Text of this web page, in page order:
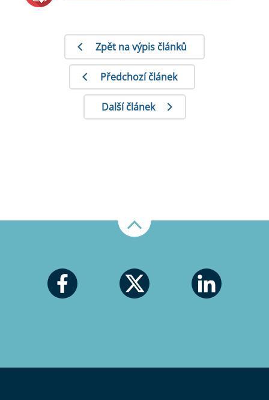
Zpět na výpis článků
Předchozí článek
Další článek